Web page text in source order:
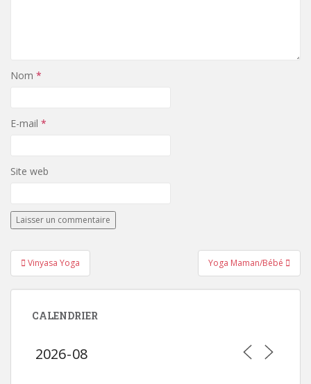
Nom *
E-mail *
Site web
Navigation
de
l’article
Vinyasa Yoga Yoga Maman/Bébé
CALENDRIER